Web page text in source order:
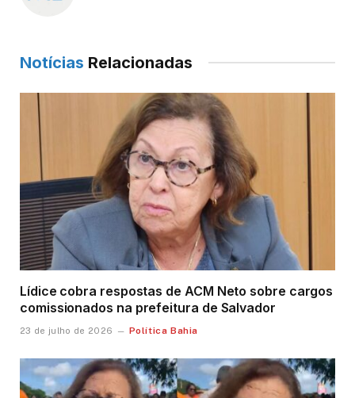
Notícias Relacionadas
Lídice cobra respostas de ACM Neto sobre cargos
comissionados na prefeitura de Salvador
23 de julho de 2026 Política Bahia